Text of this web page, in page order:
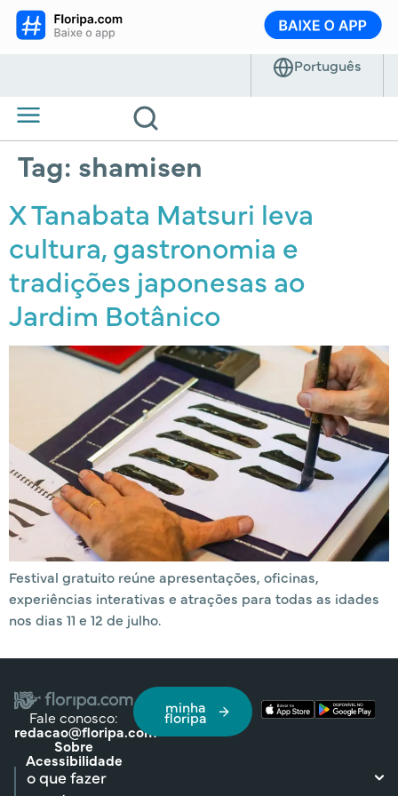
Tag: shamisen
X Tanabata Matsuri leva
cultura, gastronomia e
tradições japonesas ao
Jardim Botânico
Festival gratuito reúne apresentações, oficinas,
experiências interativas e atrações para todas as idades
nos dias 11 e 12 de julho.
Fale conosco:
redacao@floripa.com
Sobre
Acessibilidade
minha
floripa
o que fazer